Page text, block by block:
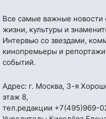
Все самые важные
жизни, культуры и
Интервью со звездами,
кинопремьеры и
событий.
Адрес: г. Москва, 3-я
этаж 8,
тел.редакции +7(495)969-